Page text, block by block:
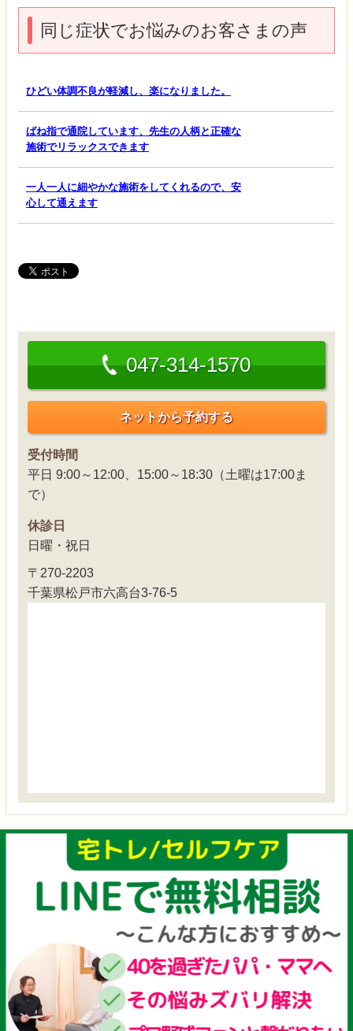
同じ症状でお悩みのお客さまの声
ひどい体調不良が軽減し、楽になりました。
ばね指で通院しています、先生の人柄と正確な
施術でリラックスできます
一人一人に細やかな施術をしてくれるので、安
心して通えます
047-314-1570
ネットから予約する
受付時間
平日 9:00～12:00、15:00～18:30（土曜は17:00ま
で）
休診日
日曜・祝日
〒270-2203
千葉県松戸市六高台3-76-5